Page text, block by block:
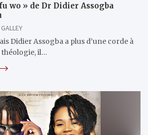
wo » de Dr Didier Assogba
Didier Assogba a plus d’une corde à
théologie, il…